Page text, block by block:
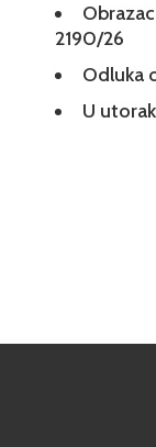
2190/26
Odluka
U